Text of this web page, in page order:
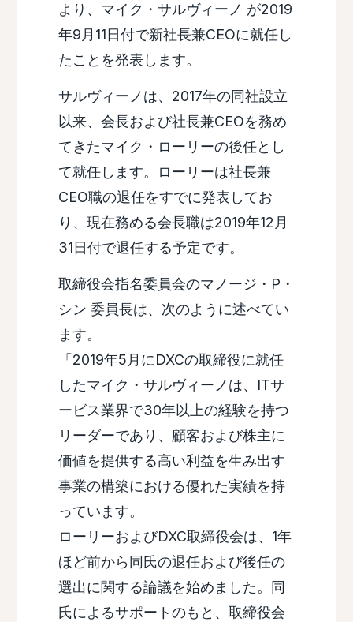
より、マイク・サルヴィーノ が2019
年9月11日付で新社長兼CEOに就任し
たことを発表します。
サルヴィーノは、2017年の同社設立
以来、会長および社長兼CEOを務め
てきたマイク・ローリーの後任とし
て就任します。ローリーは社長兼
CEO職の退任をすでに発表してお
り、現在務める会長職は2019年12月
31日付で退任する予定です。
取締役会指名委員会のマノージ・P・
シン 委員長は、次のように述べてい
ます。
「2019年5月にDXCの取締役に就任
したマイク・サルヴィーノは、ITサ
ービス業界で30年以上の経験を持つ
リーダーであり、顧客および株主に
価値を提供する高い利益を生み出す
事業の構築における優れた実績を持
っています。
ローリーおよびDXC取締役会は、1年
ほど前から同氏の退任および後任の
選出に関する論議を始めました。同
氏によるサポートのもと、取締役会